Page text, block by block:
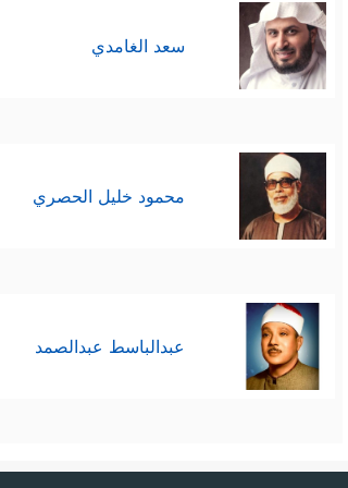
أولًا: حكم القرآن بالقطع الجازم
﴿هَـٰذَاۤ إِفۡكࣱ مُّبِینࣱ﴾
مُّبِینࣱ﴾.
ثانيًا: رسم القرآن صورةً للإشاعة
عنه بغفلةٍ دون النظر في فَحواها
بِأَلۡسِنَتِكُمۡ وَتَقُولُونَ بِأَفۡوَاهِكُم مَّا لَیۡسَ لَكُم
وهذا التنبيه والتشخيص جزءٌ مِن
بوعي وبصيرة.
سعد الغامدي
محمود خليل الحصري
عبدالباسط عبدالصمد